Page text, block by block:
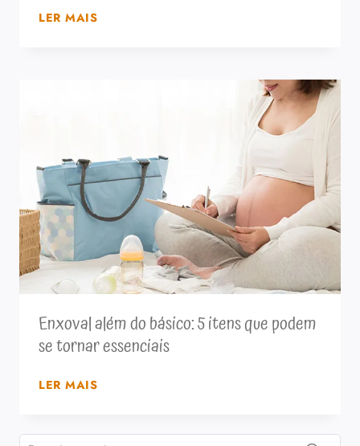
LER MAISBEBÊ
EM
CASA?
Enxoval além do básico: 5 itens que podem
se tornar essenciais
LER MAISENXOVAL
BÁSICO: